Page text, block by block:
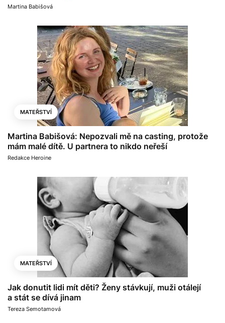
Martina Babišová
MATEŘSTVÍ
Martina Babišová: Nepozvali mě na casting, protože
mám malé dítě. U partnera to nikdo neřeší
Redakce Heroine
MATEŘSTVÍ
Jak donutit lidi mít děti? Ženy stávkují, muži otálejí
a stát se dívá jinam
Tereza Semotamová